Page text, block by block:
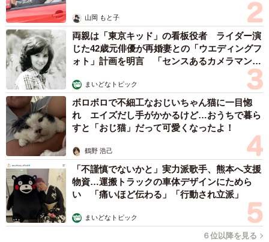
山岡 もと子
両親は「東京キッド」の看板役者 ライダー演
じた42歳元俳優が再婚妻との「ウエディングフ
ォト」計画を明言 「センスあるカメラマン求
まいどなトピック
ボロボロで不細工なおじいちゃん猫に一目惚
れ エイズだし手がかかるけど…おうちで暮ら
すと「おじ猫」だって可愛くなったよ！
鶴野 浩己
「不謹慎でないかと」実力派歌手、熊本へ支援
物資…運搬トラックの車体デザインにためら
い 「痛いほど伝わる」「行動され立派」
まいどなトピック
６位以降を見る